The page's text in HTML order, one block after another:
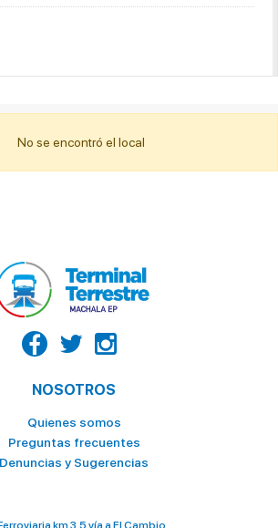
SABOR – PANADERIA Y PASTELERIA
No se encontró el local
NOSOTROS
Quienes somos
Preguntas frecuentes
Denuncias y Sugerencias
km 3.5 vía a El Cambio